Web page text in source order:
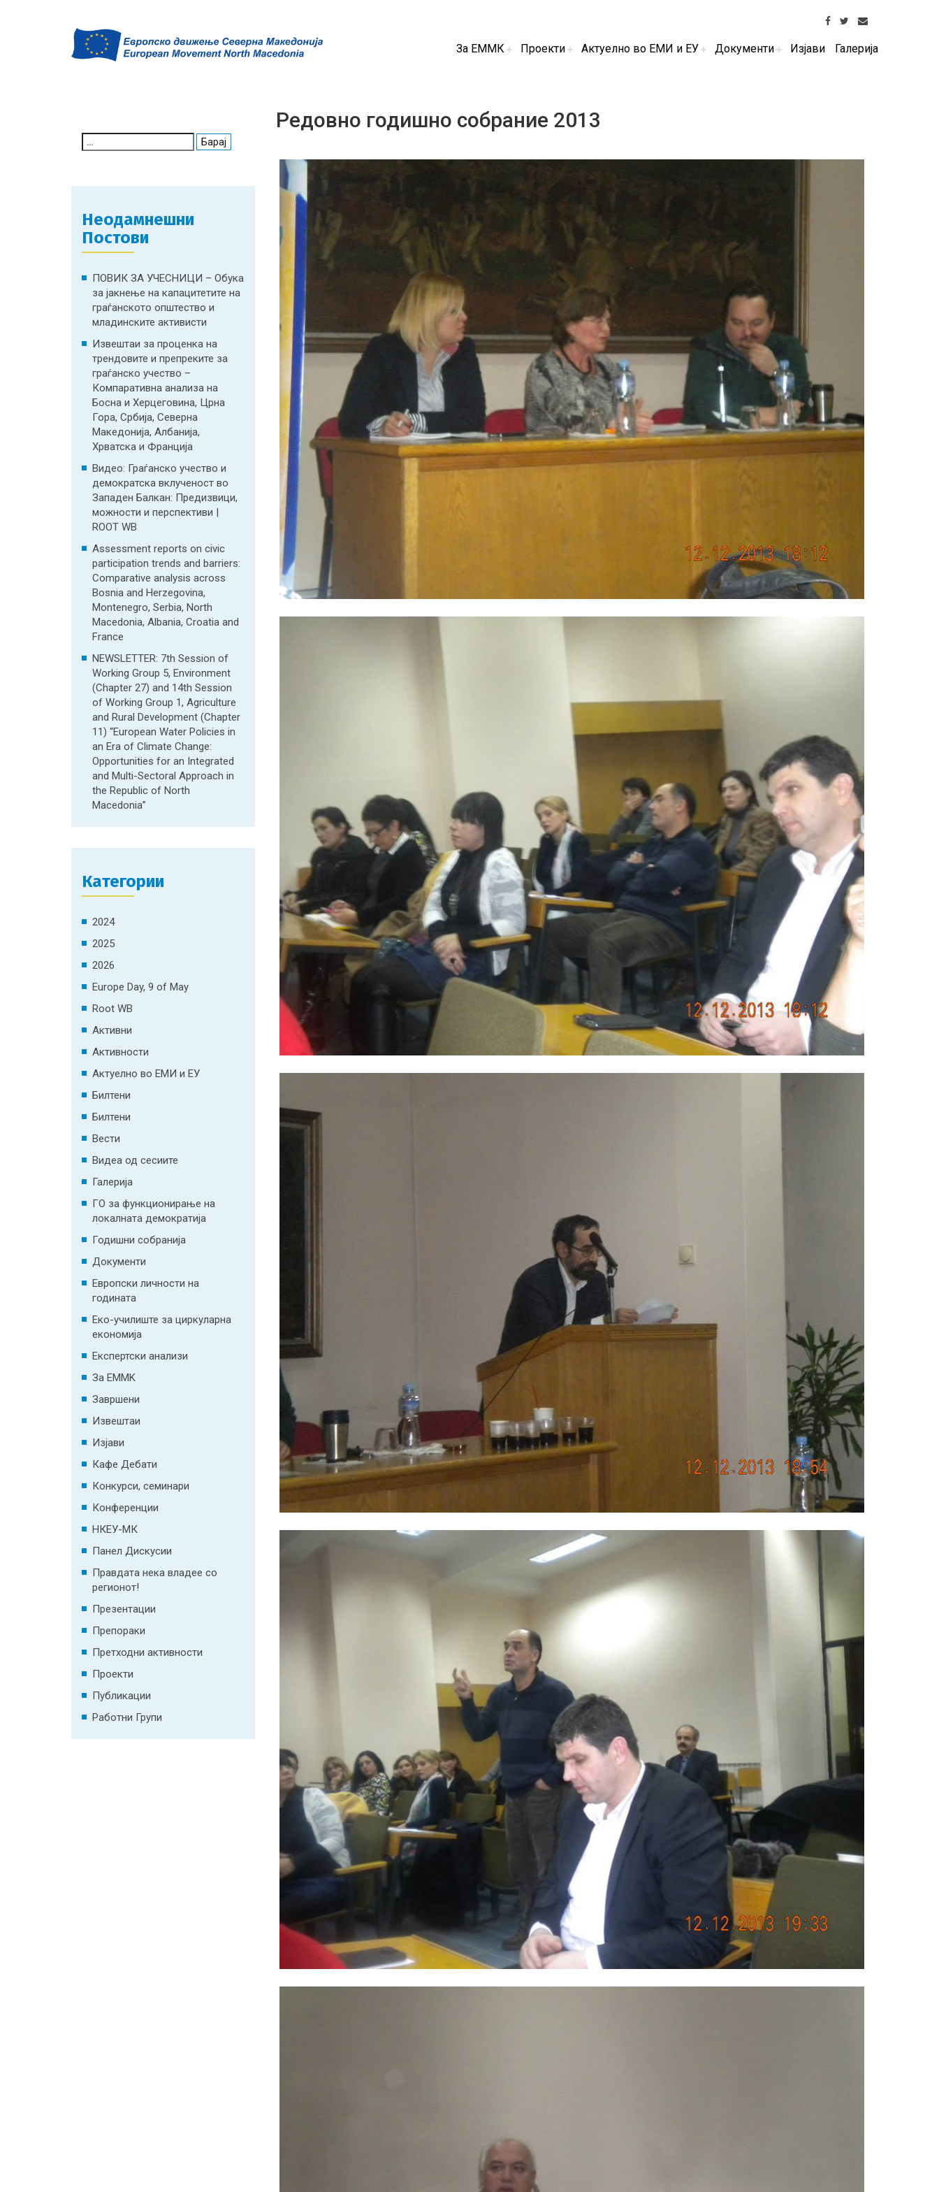
За ЕММК Проекти Актуелно во ЕМИ и ЕУ Документи Изјави Галерија
for:
Неодамнешни
Постови
ПОВИК ЗА УЧЕСНИЦИ – Обука
за јакнење на капацитетите на
граѓанското општество и
младинските активисти
Извештаи за проценка на
трендовите и препреките за
граѓанско учество –
Компаративна анализа на
Босна и Херцеговина, Црна
Гора, Србија, Северна
Македонија, Албанија,
Хрватска и Франција
Видео: Граѓанско учество и
демократска вклученост во
Западен Балкан: Предизвици,
можности и перспективи |
ROOT WB
Assessment reports on civic
participation trends and barriers:
Comparative analysis across
Bosnia and Herzegovina,
Montenegro, Serbia, North
Macedonia, Albania, Croatia and
France
NEWSLETTER: 7th Session of
Working Group 5, Environment
(Chapter 27) and 14th Session
of Working Group 1, Agriculture
and Rural Development (Chapter
11) “European Water Policies in
an Era of Climate Change:
Opportunities for an Integrated
and Multi-Sectoral Approach in
the Republic of North
Macedonia”
Категории
2024
2025
2026
Europe Day, 9 of May
Root WB
Активни
Активности
Актуелно во ЕМИ и ЕУ
Билтени
Билтени
Вести
Видеа од сесиите
Галерија
ГО за функционирање на
локалната демократија
Годишни собранија
Документи
Европски личности на
годината
Еко-училиште за циркуларна
економија
Експертски анализи
За EMMK
Завршени
Извештаи
Изјави
Кафе Дебати
Конкурси, семинари
Конференции
НКЕУ-МК
Панел Дискусии
Правдата нека владее со
регионот!
Презентации
Препораки
Претходни активности
Проекти
Публикации
Работни Групи
Редовно годишно собрание 2013